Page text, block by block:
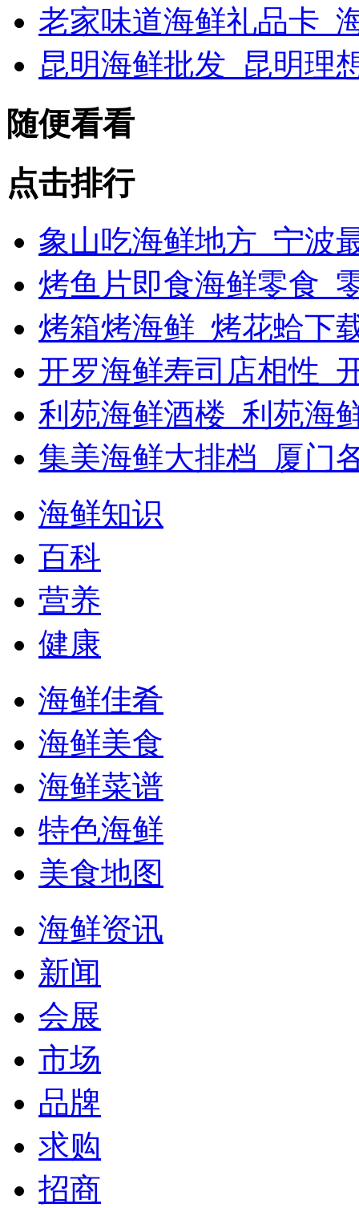
老家味道海鲜礼品卡_
昆明海鲜批发_昆明理
随便看看
点击排行
象山吃海鲜地方_宁波
烤鱼片即食海鲜零食_
烤箱烤海鲜_烤花蛤下
开罗海鲜寿司店相性_
利苑海鲜酒楼_利苑海
集美海鲜大排档_厦门
海鲜知识
百科
营养
健康
海鲜佳肴
海鲜美食
海鲜菜谱
特色海鲜
美食地图
海鲜资讯
新闻
会展
市场
品牌
求购
招商